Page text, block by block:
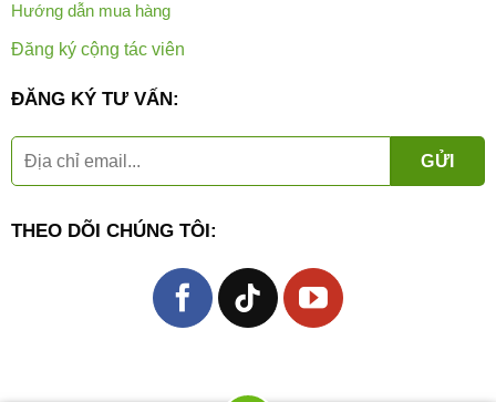
Hướng dẫn mua hàng
Đăng ký cộng tác viên
ĐĂNG KÝ TƯ VẤN:
THEO DÕI CHÚNG TÔI: